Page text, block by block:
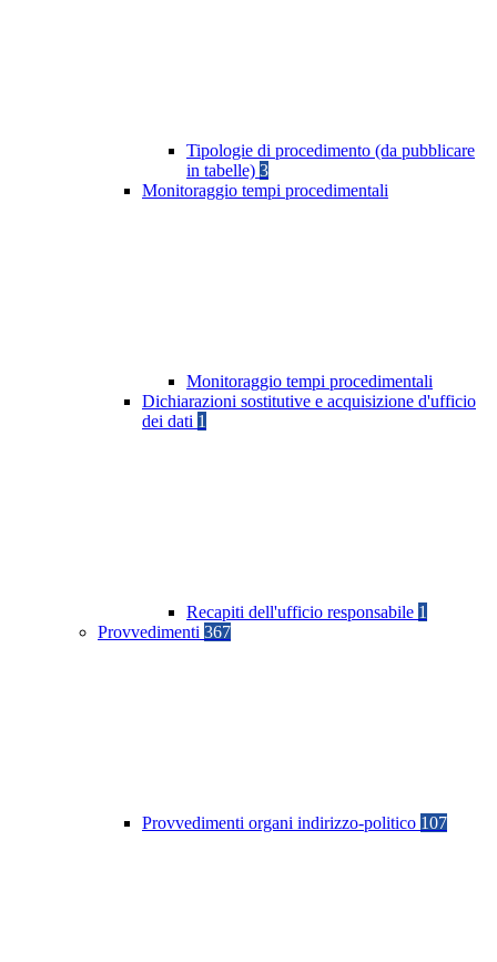
Tipologie di procedimento (da pubblicare
in tabelle) 3
Monitoraggio tempi procedimentali
Monitoraggio tempi procedimentali
Dichiarazioni sostitutive e acquisizione d'ufficio
dei dati 1
Recapiti dell'ufficio responsabile 1
Provvedimenti 367
Provvedimenti organi indirizzo-politico 107